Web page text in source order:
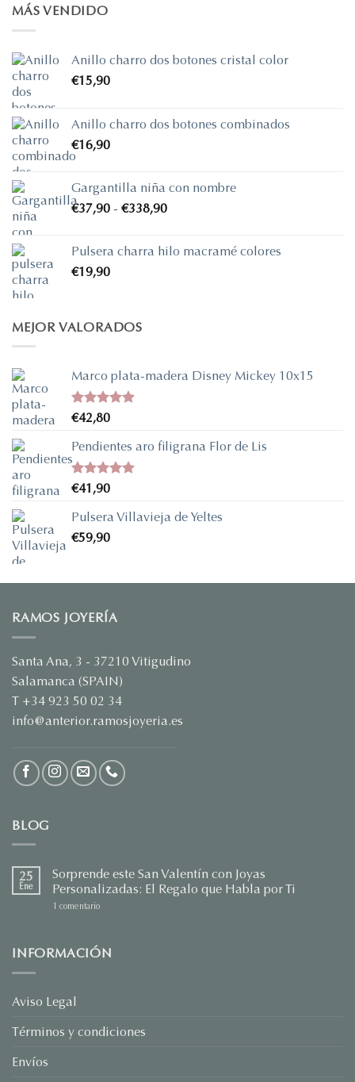
MÁS VENDIDO
Anillo charro dos botones cristal color
€15,90
Anillo charro dos botones combinados
€16,90
Gargantilla niña con nombre
€37,90 - €338,90Rango
desde
Pulsera charra hilo macramé colores
€19,90
MEJOR VALORADOS
Marco plata-madera Disney Mickey 10x15
Valorado
con
de 5
€42,80
Pendientes aro filigrana Flor de Lis
Valorado
con
de 5
€41,90
Pulsera Villavieja de Yeltes
€59,90
RAMOS JOYERÍA
Santa Ana, 3 - 37210 Vitigudino
Salamanca (SPAIN)
T +34 923 50 02 34
info@anterior.ramosjoyeria.es
BLOG
25
Ene
Sorprende este San Valentín con Joyas
Personalizadas: El Regalo que Habla por Ti
1 comentarioen
Valentín
con
por
INFORMACIÓN
Aviso Legal
Términos y condiciones
Envíos